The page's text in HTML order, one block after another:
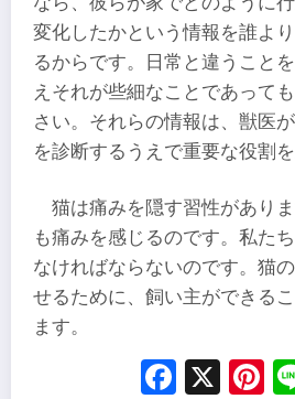
変化したかという情報を誰よ
るからです。日常と違うこと
えそれが些細なことであって
さい。それらの情報は、獣医
を診断するうえで重要な役割を
猫は痛みを隠す習性があり
も痛みを感じるのです。私た
なければならないのです。猫
せるために、飼い主ができる
ます。
X